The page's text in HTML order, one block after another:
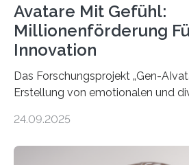
Avatare Mit Gefühl:
Millionenförderung
Innovation
Das Forschungsprojekt „Gen-
Erstellung von emotionalen und
Förderung in Höhe von rund 2
24.09.2025